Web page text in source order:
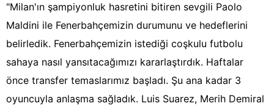
"Milan'ın şampiyonluk hasretini bitiren sevgili Paolo
Maldini ile Fenerbahçemizin durumunu ve hedeflerini
belirledik. Fenerbahçemizin istediği coşkulu futbolu
sahaya nasıl yansıtacağımızı kararlaştırdık. Haftalar
önce transfer temaslarımız başladı. Şu ana kadar 3
oyuncuyla anlaşma sağladık. Luis Suarez, Merih Demiral